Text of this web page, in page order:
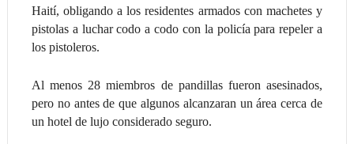
Haití, obligando a los residentes armados con machetes y
pistolas a luchar codo a codo con la policía para repeler a
los pistoleros.
Al menos 28 miembros de pandillas fueron asesinados,
pero no antes de que algunos alcanzaran un área cerca de
un hotel de lujo considerado seguro.